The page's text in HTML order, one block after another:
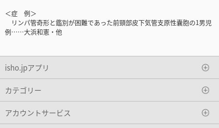
＜症 例＞
リンパ管奇形と鑑別が困難であった前頸部皮下気管支原性囊胞の1男児
例……大浜和憲・他
isho.jpアプリ
カテゴリー
アカウントサービス